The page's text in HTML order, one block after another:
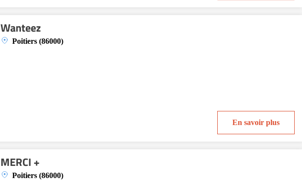
Wanteez
Poitiers (86000)
En savoir plus
MERCI +
Poitiers (86000)